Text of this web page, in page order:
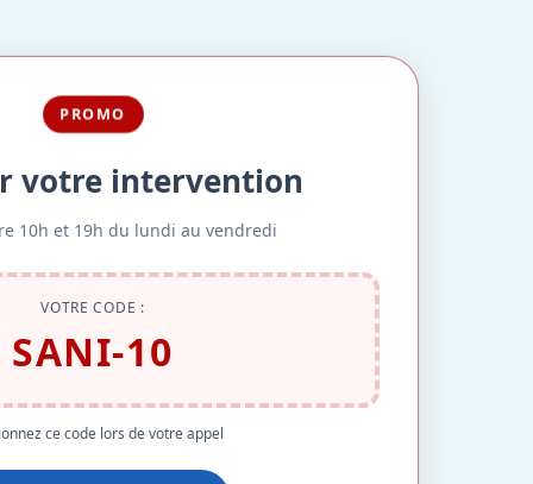
PROMO
votre intervention
10h et 19h du lundi au vendredi
VOTRE CODE :
SANI-10
ce code lors de votre appel